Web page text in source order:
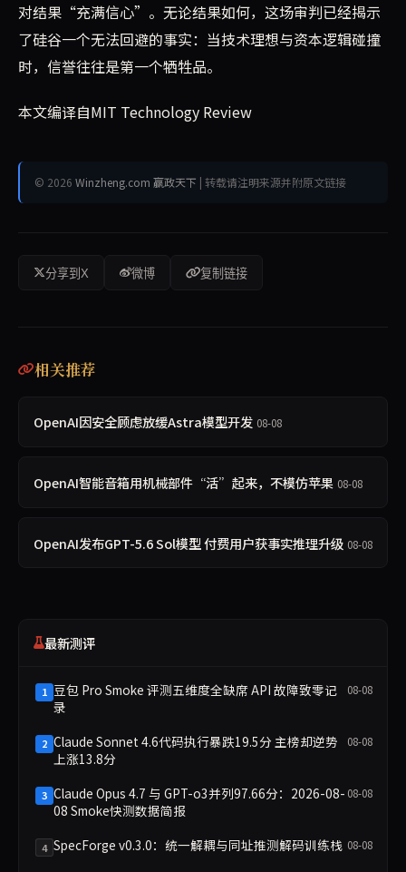
对结果“充满信心”。无论结果如何，这场审判已经揭示
了硅谷一个无法回避的事实：当技术理想与资本逻辑碰撞
时，信誉往往是第一个牺牲品。
本文编译自MIT Technology Review
© 2026 Winzheng.com 赢政天下 | 转载请注明来源并附原文链接
分享到X 微博 复制链接
相关推荐
OpenAI因安全顾虑放缓Astra模型开发 08-08
OpenAI智能音箱用机械部件“活”起来，不模仿苹果 08-08
OpenAI发布GPT-5.6 Sol模型 付费用户获事实推理升级 08-08
最新测评
1 豆包 Pro Smoke 评测五维度全缺席 API 故障致零记
录
08-08
2 Claude Sonnet 4.6代码执行暴跌19.5分 主榜却逆势
上涨13.8分
08-08
3 Claude Opus 4.7 与 GPT-o3并列97.66分：2026-08-
08 Smoke快测数据简报
08-08
4 SpecForge v0.3.0：统一解耦与同址推测解码训练栈 08-08